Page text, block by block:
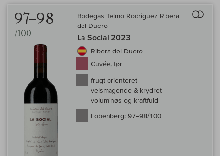
97–98
/100
Bodegas Telmo Rodriguez Ribera
del Duero
La Social 2023
Ribera del Duero
Cuvée, tør
frugt-orienteret
velsmagende & krydret
voluminøs og kraftfuld
Lobenberg: 97–98/100